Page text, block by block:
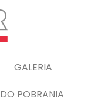
GALERIA
DO POBRANIA